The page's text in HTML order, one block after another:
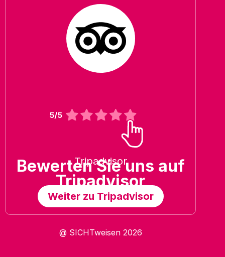
Tripadvisor
Bewerten Sie uns auf
Tripadvisor
Weiter zu Tripadvisor
@ SICHTweisen 2026